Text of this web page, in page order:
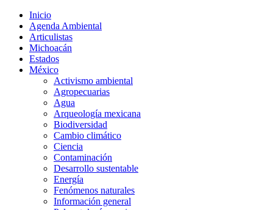
Inicio
Agenda Ambiental
Articulistas
Michoacán
Estados
México
Activismo ambiental
Agropecuarias
Agua
Arqueología mexicana
Biodiversidad
Cambio climático
Ciencia
Contaminación
Desarrollo sustentable
Energía
Fenómenos naturales
Información general